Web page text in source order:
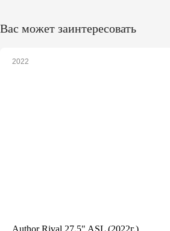
Вас может заинтересовать
2022
Author Rival 27,5" ASL (2022г.)